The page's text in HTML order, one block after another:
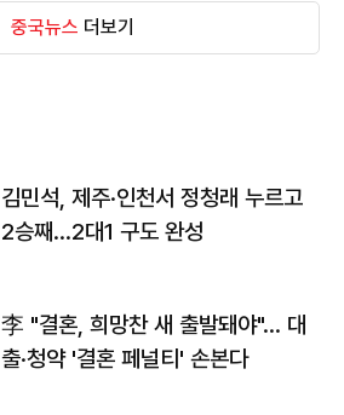
중국뉴스 더보기
김민석, 제주·인천서 정청래 누르고
2승째…2대1 구도 완성
李 "결혼, 희망찬 새 출발돼야"… 대
출·청약 '결혼 페널티' 손본다